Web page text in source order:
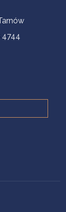
4744